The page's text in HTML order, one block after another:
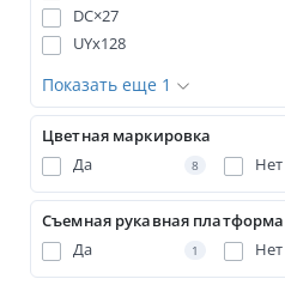
DC×27
UYx128
Показать еще 1
Цветная маркировка
Да
8 Нет
Съемная рукавная платформа
Да
1 Нет